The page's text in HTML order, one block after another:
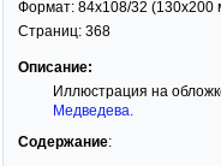
Формат: 84x108/32 (130x200
Страниц: 368
Описание:
Иллюстрация на
Медведева.
Содержание: